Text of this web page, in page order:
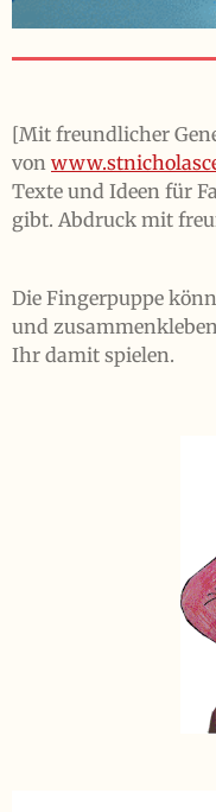
[Mit freundlicher
von
Texte und Ideen für
gibt. Abdruck mit
Die Fingerpuppe
und
Ihr damit spielen.